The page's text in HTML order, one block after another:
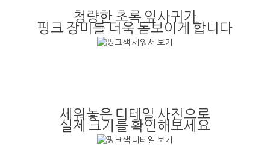
청량한 초록 잎사귀가
핑크 장미를 더욱 돋보이게 합니다
세워놓은 디테일 사진으로
실제 크기를 확인해보세요